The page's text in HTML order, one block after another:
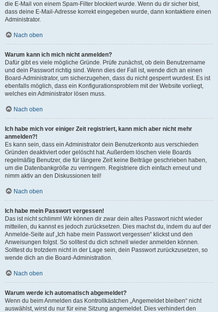
die E-Mail von einem Spam-Filter blockiert wurde. Wenn du dir sicher bist,
dass deine E-Mail-Adresse korrekt eingegeben wurde, dann kontaktiere einen
Administrator.
Nach oben
Warum kann ich mich nicht anmelden?
Dafür gibt es viele mögliche Gründe. Prüfe zunächst, ob dein Benutzername
und dein Passwort richtig sind. Wenn dies der Fall ist, wende dich an einen
Board-Administrator, um sicherzugehen, dass du nicht gesperrt wurdest. Es ist
ebenfalls möglich, dass ein Konfigurationsproblem mit der Website vorliegt,
welches ein Administrator lösen muss.
Nach oben
Ich habe mich vor einiger Zeit registriert, kann mich aber nicht mehr
anmelden?!
Es kann sein, dass ein Administrator dein Benutzerkonto aus verschieden
Gründen deaktiviert oder gelöscht hat. Außerdem löschen viele Boards
regelmäßig Benutzer, die für längere Zeit keine Beiträge geschrieben haben,
um die Datenbankgröße zu verringern. Registriere dich einfach erneut und
nimm aktiv an den Diskussionen teil!
Nach oben
Ich habe mein Passwort vergessen!
Das ist nicht schlimm! Wir können dir zwar dein altes Passwort nicht wieder
mitteilen, du kannst es jedoch zurücksetzen. Dies machst du, indem du auf der
Anmelde-Seite auf „Ich habe mein Passwort vergessen“ klickst und den
Anweisungen folgst. So solltest du dich schnell wieder anmelden können.
Solltest du trotzdem nicht in der Lage sein, dein Passwort zurückzusetzen, so
wende dich an die Board-Administration.
Nach oben
Warum werde ich automatisch abgemeldet?
Wenn du beim Anmelden das Kontrollkästchen „Angemeldet bleiben“ nicht
auswählst, wirst du nur für eine Sitzung angemeldet. Dies verhindert den